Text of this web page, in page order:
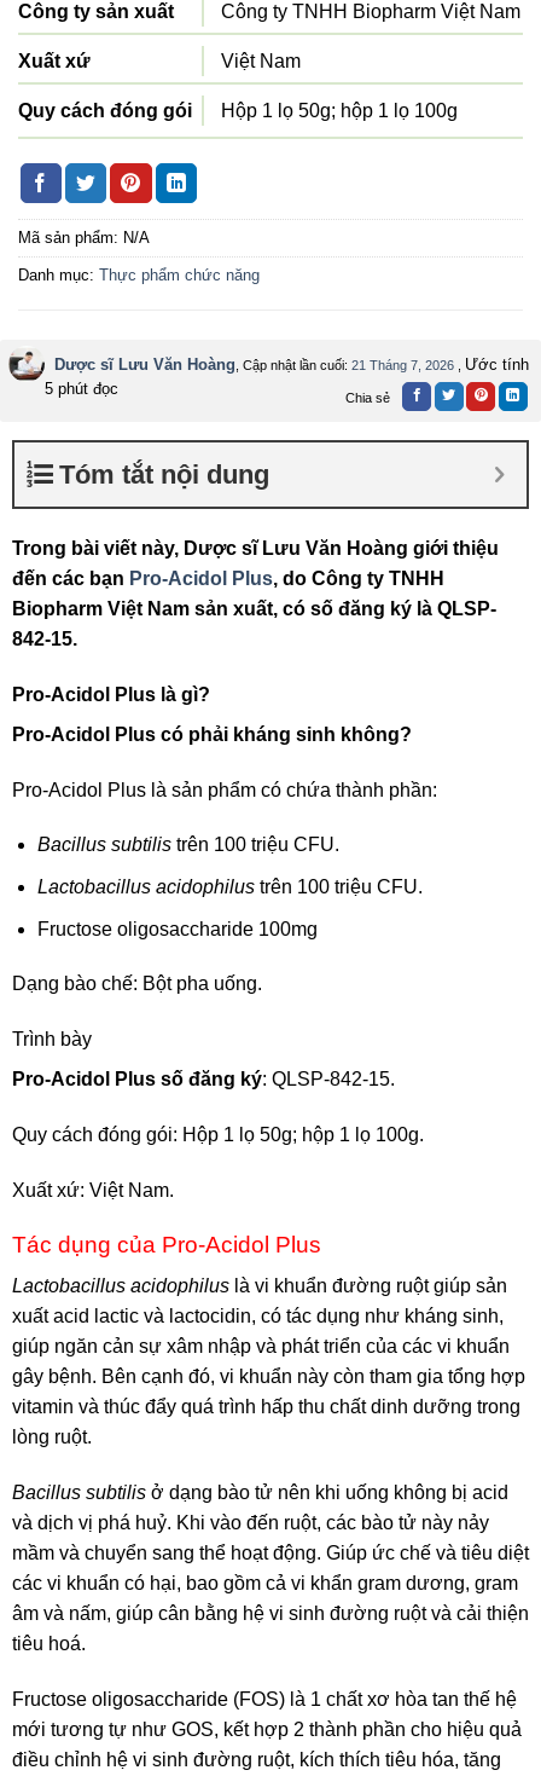
Công ty sản xuất Công ty TNHH Biopharm Việt Nam
Xuất xứ Việt Nam
Quy cách đóng gói Hộp 1 lọ 50g; hộp 1 lọ 100g
Mã sản phẩm: N/A
Danh mục: Thực phẩm chức năng
Dược sĩ Lưu Văn Hoàng , Cập nhật lần cuối: 21 Tháng 7, 2026
Ước tính
5 phút đọc
Chia sẻ
Tóm tắt nội dung
Trong bài viết này, Dược sĩ Lưu Văn Hoàng giới thiệu
đến các bạn Pro-Acidol Plus, do Công ty TNHH
Biopharm Việt Nam sản xuất, có số đăng ký là QLSP-
842-15.
Pro-Acidol Plus là gì?
Pro-Acidol Plus có phải kháng sinh không?
Pro-Acidol Plus là sản phẩm có chứa thành phần:
Bacillus subtilistrên 100 triệu CFU.
Lactobacillus acidophilustrên 100 triệu CFU.
Fructose oligosaccharide 100mg
Dạng bào chế: Bột pha uống.
Trình bày
Pro-Acidol Plus số đăng ký: QLSP-842-15.
Quy cách đóng gói: Hộp 1 lọ 50g; hộp 1 lọ 100g.
Xuất xứ: Việt Nam.
Tác dụng của Pro-Acidol Plus
Lactobacillus acidophilus là vi khuẩn đường ruột giúp sản
xuất acid lactic và lactocidin, có tác dụng như kháng sinh,
giúp ngăn cản sự xâm nhập và phát triển của các vi khuẩn
gây bệnh. Bên cạnh đó, vi khuẩn này còn tham gia tổng hợp
vitamin và thúc đẩy quá trình hấp thu chất dinh dưỡng trong
lòng ruột.
Bacillus subtilis ở dạng bào tử nên khi uống không bị acid
và dịch vị phá huỷ. Khi vào đến ruột, các bào tử này nảy
mầm và chuyển sang thể hoạt động. Giúp ức chế và tiêu diệt
các vi khuẩn có hại, bao gồm cả vi khẩn gram dương, gram
âm và nấm, giúp cân bằng hệ vi sinh đường ruột và cải thiện
tiêu hoá.
Fructose oligosaccharide (FOS) là 1 chất xơ hòa tan thế hệ
mới tương tự như GOS, kết hợp 2 thành phần cho hiệu quả
điều chỉnh hệ vi sinh đường ruột, kích thích tiêu hóa, tăng